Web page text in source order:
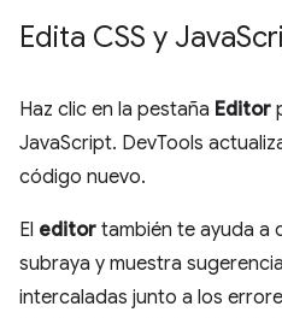
Edita CSS y Java
Haz clic en la pestaña Editor
JavaScript. DevTools
código nuevo.
El editor también te ayuda a
subraya y muestra
intercaladas junto a los